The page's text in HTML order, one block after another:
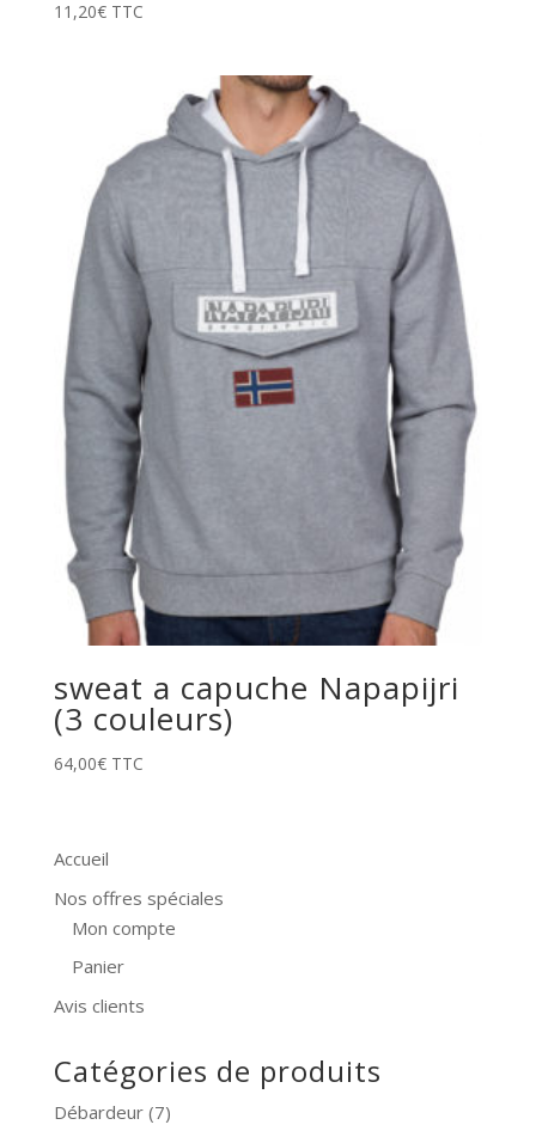
11,20€ TTC
sweat a capuche Napapijri
(3 couleurs)
64,00€ TTC
Accueil
Nos offres spéciales
Mon compte
Panier
Avis clients
Catégories de produits
Débardeur (7)